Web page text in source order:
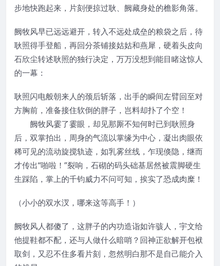
步地快跑起来，片刻便掠过耿、阙藏身处的檐影角落。
阙牧风早已远远避开，转入不远处成垒的粮袋之后，待
耿照得手登船，再回分茶铺接姑姑和燕犀，硬着头皮向
石欣尘转述耿照的独行决定，万万没想到能目睹这惊人
的一幕：
耿照闪电般朝来人的颈后斩落，出手的瞬间左臂回至对
方胸前，准备接住软倒的胖子，岂料却扑了个空！
阙牧风霎了霎眼，却见那厮不知何时已到耿照身
后，双掌拍出，周身的气流以掌缘为中心，凝出肉眼依
稀可见的流动旋搅轨迹，如乳雾丝线，乍现倏隐，继而
才传出“啪啦！”裂响，石砌的码头础基居然被震脚硬生
生踩陷，掌上的千钧威力不问可知，挨实了恐成肉糜！
（小小的双水汊，哪来这等高手！）
阙牧风人都傻了，这胖子的内功造诣如许骇人，宇文给
他提鞋都不配，还与人做什么暗哨？回神正欲解开包袱
取剑，又忍不住多看片刻，忽然明白那不是自己能介入